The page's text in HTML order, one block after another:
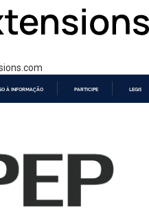
À INFORMAÇÃO PARTICIPE